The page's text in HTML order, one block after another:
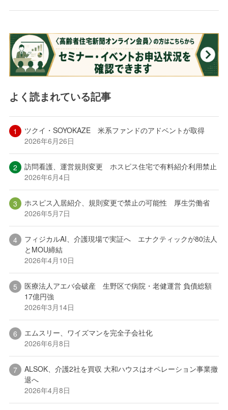
よく読まれている記事
ツクイ・SOYOKAZE 米系ファンドのアドベントが取得
2026年6月26日
訪問看護、運営規則変更 ホスピス住宅で有料紹介利用禁止
2026年6月4日
ホスピス入居紹介、規則変更で禁止の可能性 厚生労働省
2026年5月7日
フィジカルAI、介護現場で実証へ エナクティックが80法人
とMOU締結
2026年4月10日
医療法人アエバ会破産 生野区で病院・老健運営 負債総額
17億円強
2026年3月14日
エムスリー、ワイズマンを完全子会社化
2026年6月8日
ALSOK、介護2社を買収 大和ハウスはオペレーション事業撤
退へ
2026年4月8日